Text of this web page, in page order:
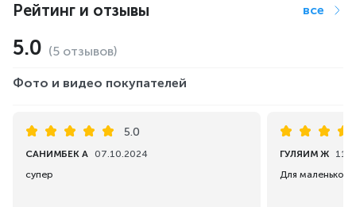
Рейтинг и отзывы все
5.0 (5 отзывов)
Фото и видео покупателей
5.0
САНИМБЕК А 07.10.2024
супер
ГУЛЯИМ Ж
Для маленькой